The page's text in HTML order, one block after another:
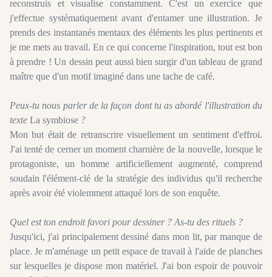
reconstruis et visualise constamment. C'est un exercice que
j'effectue systématiquement avant d'entamer une illustration. Je
prends des instantanés mentaux des éléments les plus pertinents et
je me mets au travail. En ce qui concerne l'inspiration, tout est bon
à prendre ! Un dessin peut aussi bien surgir d'un tableau de grand
maître que d'un motif imaginé dans une tache de café.
Peux-tu nous parler de la façon dont tu as abordé l'illustration du
texte La symbiose ?
Mon but était de retranscrire visuellement un sentiment d'effroi.
J'ai tenté de cerner un moment charnière de la nouvelle, lorsque le
protagoniste, un homme artificiellement augmenté, comprend
soudain l'élément-clé de la stratégie des individus qu'il recherche
après avoir été violemment attaqué lors de son enquête.
Quel est ton endroit favori pour dessiner ? As-tu des rituels ?
Jusqu'ici, j'ai principalement dessiné dans mon lit, par manque de
place. Je m'aménage un petit espace de travail à l'aide de planches
sur lesquelles je dispose mon matériel. J'ai bon espoir de pouvoir